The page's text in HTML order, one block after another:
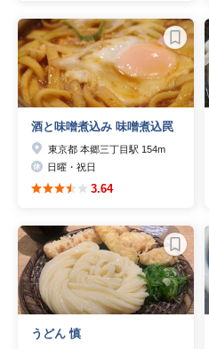
酒と味噌煮込み 味噌煮込罠
東京都 本郷三丁目駅 154m
日曜・祝日
3.64
うどん 慎